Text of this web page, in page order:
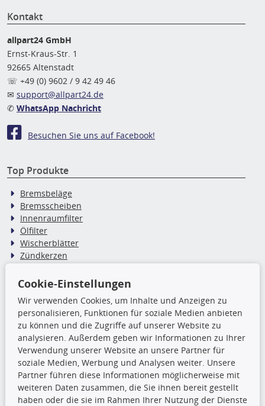
Kontakt
allpart24 GmbH
Ernst-Kraus-Str. 1
92665 Altenstadt
☏ +49 (0) 9602 / 9 42 49 46
✉ support@allpart24.de
✆ WhatsApp Nachricht
Besuchen Sie uns auf Facebook!
Top Produkte
Bremsbeläge
Bremsscheiben
Innenraumfilter
Ölfilter
Wischerblätter
Zündkerzen
TecDoc Inside
Die hier angezeigten Daten,
insbesondere die gesamte Datenbank,
dürfen nicht kopiert werden. Es ist zu
unterlassen, die Daten oder die gesamte Datenbank ohne
vorherige Zustimmung TecDocs zu vervielfältigen, zu
verbreiten und/oder diese Handlungen durch Dritte ausführen
zu lassen. Ein Zuwiderhandeln stellt eine
Urheberrechtsverletzung dar und wird verfolgt.
Cookie-Einstellungen
Wir verwenden Cookies, um Inhalte und Anzeigen zu
personalisieren, Funktionen für soziale Medien anbieten
zu können und die Zugriffe auf unserer Website zu
analysieren. Außerdem geben wir Informationen zu Ihrer
Verwendung unserer Website an unsere Partner für
soziale Medien, Werbung und Analysen weiter. Unsere
Partner führen diese Informationen möglicherweise mit
weiteren Daten zusammen, die Sie ihnen bereit gestellt
haben oder die sie im Rahmen Ihrer Nutzung der Dienste